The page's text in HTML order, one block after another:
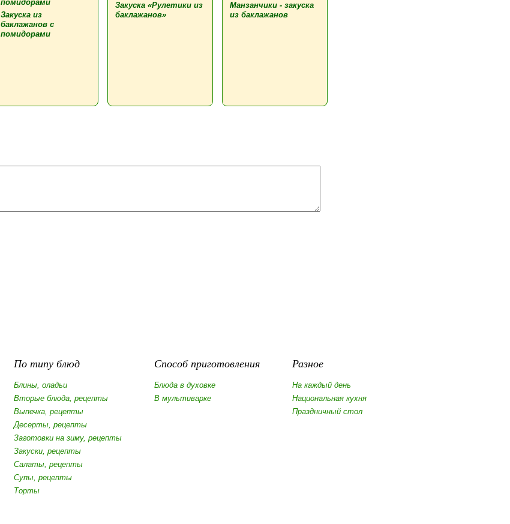
Закуска из
баклажанов с
помидорами
Закуска «Рулетики из
баклажанов»
Манзанчики - закуска
из баклажанов
По типу блюд
Блины, оладьи
Вторые блюда, рецепты
Выпечка, рецепты
Десерты, рецепты
Заготовки на зиму, рецепты
Закуски, рецепты
Салаты, рецепты
Супы, рецепты
Торты
Способ приготовления
Блюда в духовке
В мультиварке
Разное
На каждый день
Национальная кухня
Праздничный стол